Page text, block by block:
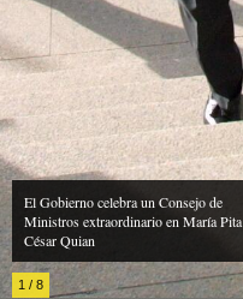
1 / 8
El Gobierno celebra un Consejo de
Ministros extraordinario en María Pita
César Quian